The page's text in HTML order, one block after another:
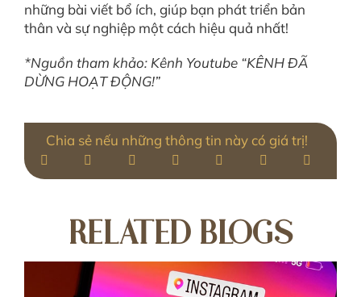
những bài viết bổ ích, giúp bạn phát triển bản
thân và sự nghiệp một cách hiệu quả nhất!
*Nguồn tham khảo: Kênh Youtube “KÊNH ĐÃ
DỪNG HOẠT ĐỘNG!”
Chia sẻ nếu những thông tin này có giá trị!
RELATED BLOGS